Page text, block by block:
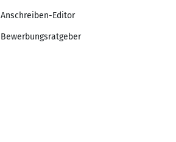
Anschreiben-Editor
Bewerbungsratgeber